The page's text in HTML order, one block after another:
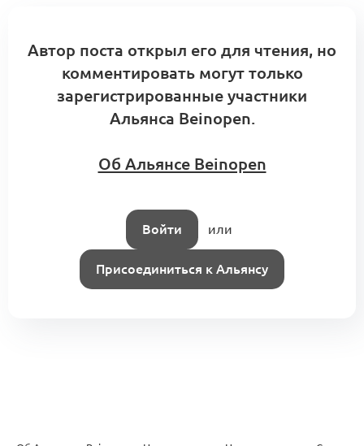
Автор поста открыл его для чтения, но
комментировать могут только
зарегистрированные участники
Альянса Beinopen.
Об Альянсе Beinopen
Войти или
Присоединиться к Альянсу